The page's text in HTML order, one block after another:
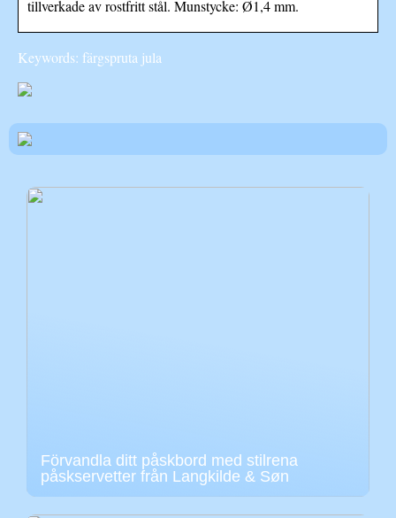
tillverkade av rostfritt stål. Munstycke: Ø1,4 mm.
Keywords: färgspruta jula
Förvandla ditt påskbord med stilrena
påskservetter från Langkilde & Søn